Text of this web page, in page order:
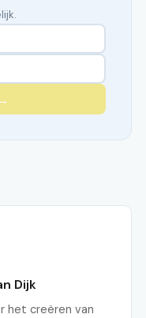
Dijk
het creëren van